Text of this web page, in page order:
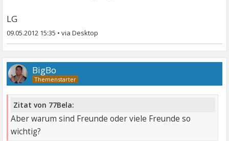
LG
09.05.2012 15:35 •
BigBo
Zitat von 77Bela:
Aber warum sind Freunde oder viele Freunde so
wichtig?